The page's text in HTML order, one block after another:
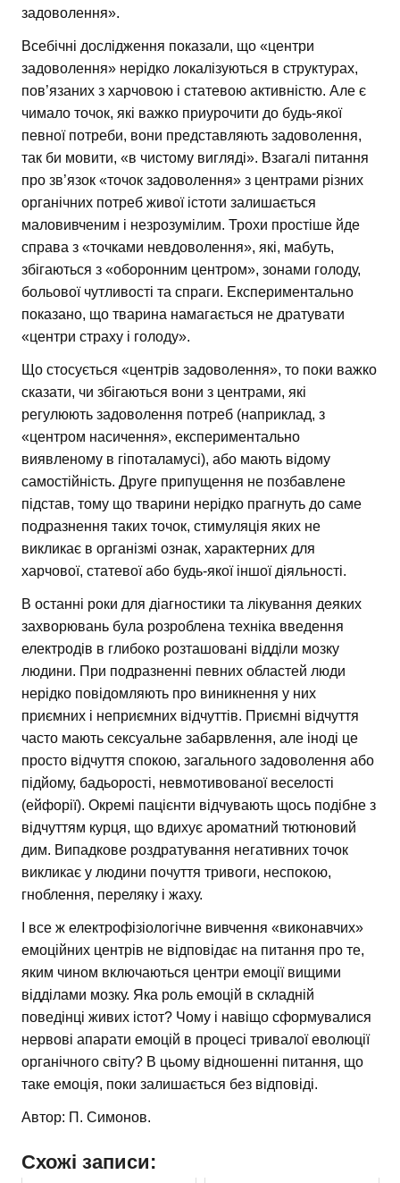
задоволення».
Всебічні дослідження показали, що «центри
задоволення» нерідко локалізуються в структурах,
пов’язаних з харчовою і статевою активністю. Але є
чимало точок, які важко приурочити до будь-якої
певної потреби, вони представляють задоволення,
так би мовити, «в чистому вигляді». Взагалі питання
про зв’язок «точок задоволення» з центрами різних
органічних потреб живої істоти залишається
маловивченим і незрозумілим. Трохи простіше йде
справа з «точками невдоволення», які, мабуть,
збігаються з «оборонним центром», зонами голоду,
больової чутливості та спраги. Експериментально
показано, що тварина намагається не дратувати
«центри страху і голоду».
Що стосується «центрів задоволення», то поки важко
сказати, чи збігаються вони з центрами, які
регулюють задоволення потреб (наприклад, з
«центром насичення», експериментально
виявленому в гіпоталамусі), або мають відому
самостійність. Друге припущення не позбавлене
підстав, тому що тварини нерідко прагнуть до саме
подразнення таких точок, стимуляція яких не
викликає в організмі ознак, характерних для
харчової, статевої або будь-якої іншої діяльності.
В останні роки для діагностики та лікування деяких
захворювань була розроблена техніка введення
електродів в глибоко розташовані відділи мозку
людини. При подразненні певних областей люди
нерідко повідомляють про виникнення у них
приємних і неприємних відчуттів. Приємні відчуття
часто мають сексуальне забарвлення, але іноді це
просто відчуття спокою, загального задоволення або
підйому, бадьорості, невмотивованої веселості
(ейфорії). Окремі пацієнти відчувають щось подібне з
відчуттям курця, що вдихує ароматний тютюновий
дим. Випадкове роздратування негативних точок
викликає у людини почуття тривоги, неспокою,
гноблення, переляку і жаху.
І все ж електрофізіологічне вивчення «виконавчих»
емоційних центрів не відповідає на питання про те,
яким чином включаються центри емоції вищими
відділами мозку. Яка роль емоцій в складній
поведінці живих істот? Чому і навіщо сформувалися
нервові апарати емоцій в процесі тривалої еволюції
органічного світу? В цьому відношенні питання, що
таке емоція, поки залишається без відповіді.
Автор: П. Симонов.
Схожі записи: